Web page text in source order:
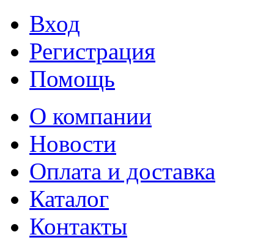
Вход
Регистрация
Помощь
О компании
Новости
Оплата и доставка
Каталог
Контакты